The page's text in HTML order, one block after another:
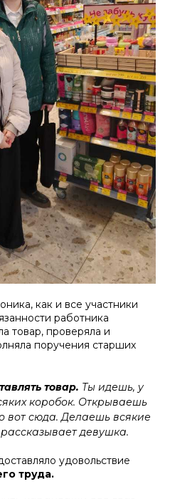
как и все участники
работника
товар, проверяла и
поручения старших
товар. Ты идешь, у
коробок. Открываешь
вот сюда. Делаешь всякие
девушка.
удовольствие
труда.